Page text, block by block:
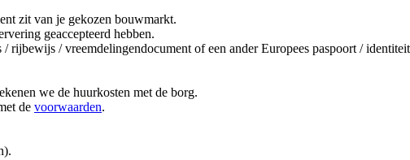
zit van je gekozen bouwmarkt.
geaccepteerd hebben.
rijbewijs / vreemdelingendocument of een ander Europees paspoort /
we de huurkosten met de borg.
de voorwaarden.